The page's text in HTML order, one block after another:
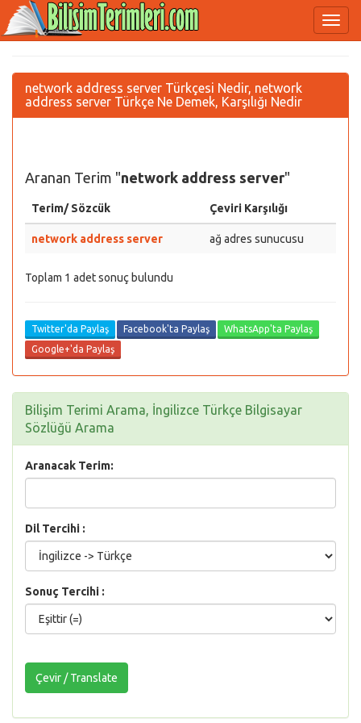
network address server Türkçesi Nedir, network
address server Türkçe Ne Demek, Karşılığı Nedir
Aranan Terim "network address server"
Terim/ Sözcük Çeviri Karşılığı
network address server ağ adres sunucusu
Toplam 1 adet sonuç bulundu
Twitter'da Paylaş Facebook'ta Paylaş
WhatsApp'ta Paylaş
Google+'da Paylaş
Bilişim Terimi Arama, İngilizce Türkçe Bilgisayar
Sözlüğü Arama
Aranacak Terim:
Dil Tercihi :
Sonuç Tercihi :